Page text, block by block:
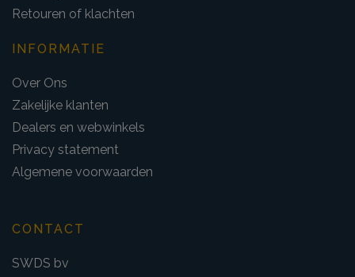
Retouren of klachten
INFORMATIE
Over Ons
Zakelijke klanten
Dealers en webwinkels
Privacy statement
Algemene voorwaarden
CONTACT
SWDS bv